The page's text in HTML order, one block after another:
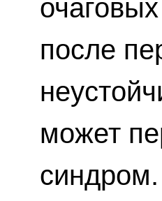
после
может